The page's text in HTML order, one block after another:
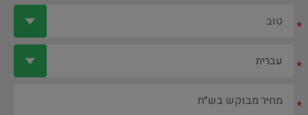
*
*
*